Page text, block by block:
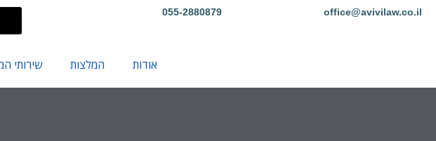
office@avivilaw.co.il
055-2880879
אודות המלצות שירותי